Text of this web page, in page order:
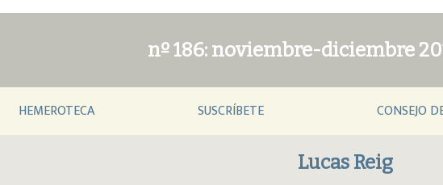
nº 186: noviembre-diciembre
HEMEROTECA SUSCRÍBETE CONSEJO
Lucas Reig